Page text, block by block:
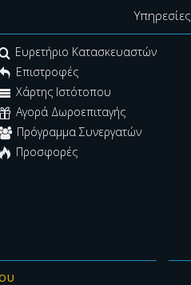
Υπηρεσίες
Ευρετήριο Κατασκευαστών
Επιστροφές
Χάρτης Ιστότοπου
Αγορά Δωροεπιταγής
Πρόγραμμα Συνεργατών
Προσφορές